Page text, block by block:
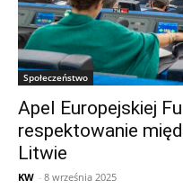
Społeczeństwo
Apel Europejskiej
respektowanie
Litwie
KW - 8 września 2025